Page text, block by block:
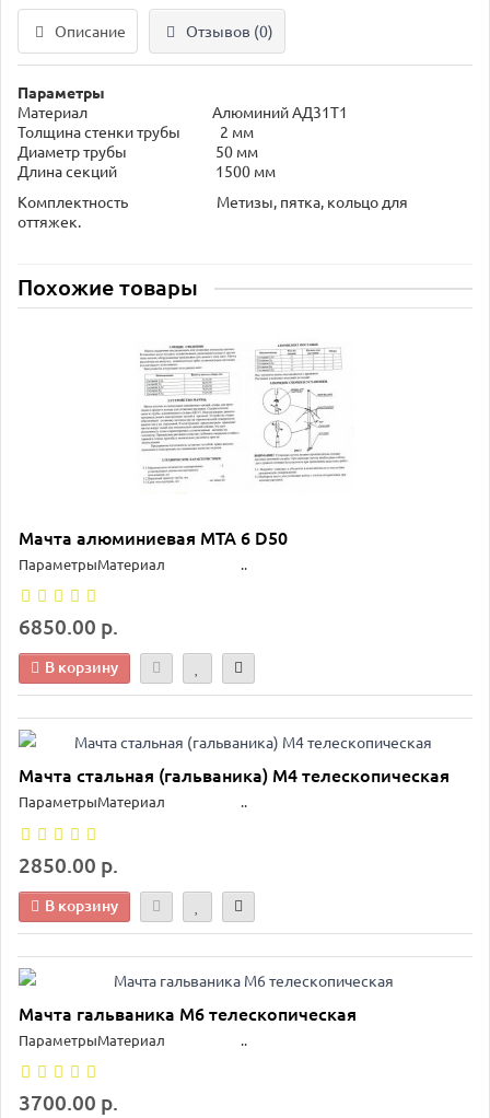
Описание Отзывов (0)
Параметры
Материал Алюминий АД31Т1
Толщина стенки трубы 2 мм
Диаметр трубы 50 мм
Длина секций 1500 мм
Комплектность Метизы, пятка, кольцо для
оттяжек.
Похожие товары
Мачта алюминиевая МТА 6 D50
ПараметрыМатериал ..
6850.00 р.
В корзину
Мачта стальная (гальваника) М4 телескопическая
ПараметрыМатериал ..
2850.00 р.
В корзину
Мачта гальваника М6 телескопическая
ПараметрыМатериал ..
3700.00 р.